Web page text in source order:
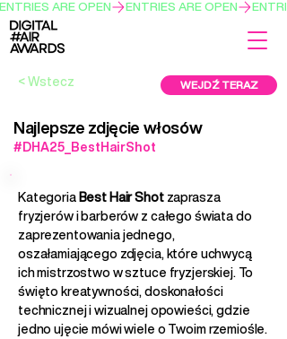
ENTRIES ARE OPEN
< Wstecz WEJDŹ TERAZ
Najlepsze zdjęcie włosów
#DHA25_BestHairShot
KategoriaBest Hair Shotzaprasza
fryzjerów i barberów z całego świata do
zaprezentowania jednego,
oszałamiającego zdjęcia, które uchwycą
ich mistrzostwo w sztuce fryzjerskiej. To
święto kreatywności, doskonałości
technicznej i wizualnej opowieści, gdzie
jedno ujęcie mówi wiele o Twoim rzemiośle.